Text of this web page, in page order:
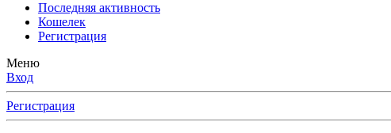
Последняя активность
Кошелек
Регистрация
Меню
Вход
Регистрация